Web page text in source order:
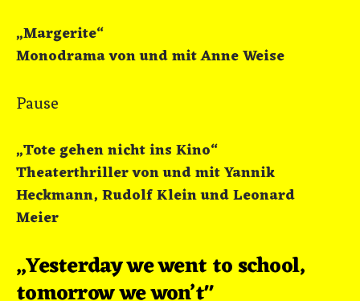
„Margerite“
Monodrama von und mit Anne Weise
Pause
„Tote gehen nicht ins Kino“
Theaterthriller von und mit Yannik
Heckmann, Rudolf Klein und Leonard
Meier
„Yesterday we went to school,